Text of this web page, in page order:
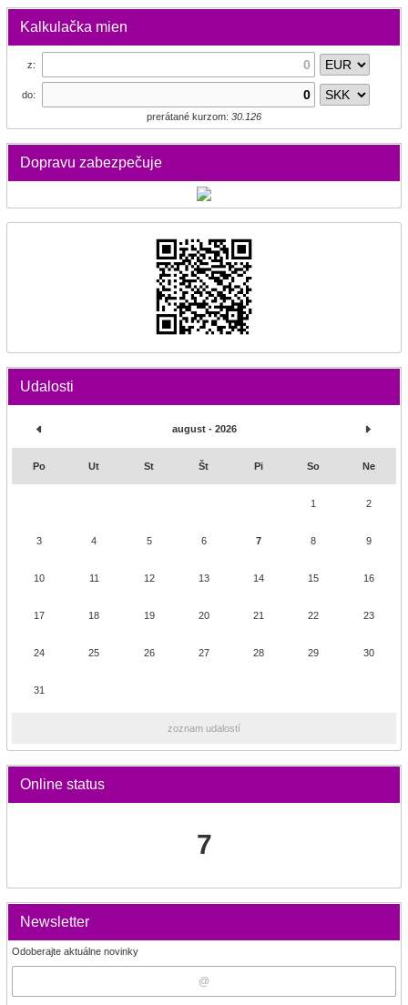
Kalkulačka mien
z:
do:
prerátané kurzom: 30.126
Dopravu zabezpečuje
Udalosti
august - 2026
Po Ut St Št Pi So Ne
1 2
3 4 5 6 7 8 9
10 11 12 13 14 15 16
17 18 19 20 21 22 23
24 25 26 27 28 29 30
31
zoznam udalostí
Online status
7
Newsletter
Odoberajte aktuálne novinky